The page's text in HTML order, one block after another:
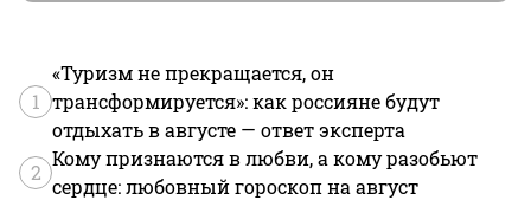
1
«Туризм не прекращается, он
трансформируется»: как россияне будут
отдыхать в августе — ответ эксперта
2
Кому признаются в любви, а кому разобьют
сердце: любовный гороскоп на август